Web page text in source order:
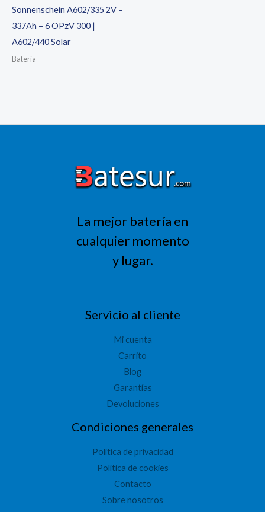
Sonnenschein A602/335 2V –
337Ah – 6 OPzV 300 |
A602/440 Solar
Batería
La mejor batería en
cualquier momento
y lugar.
Servicio al cliente
Mi cuenta
Carrito
Blog
Garantías
Devoluciones
Condiciones generales
Política de privacidad
Política de cookies
Contacto
Sobre nosotros